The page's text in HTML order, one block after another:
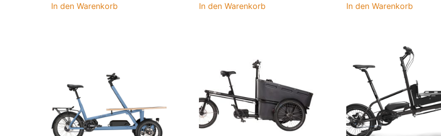
In den Warenkorb In den Warenkorb In den Warenkorb